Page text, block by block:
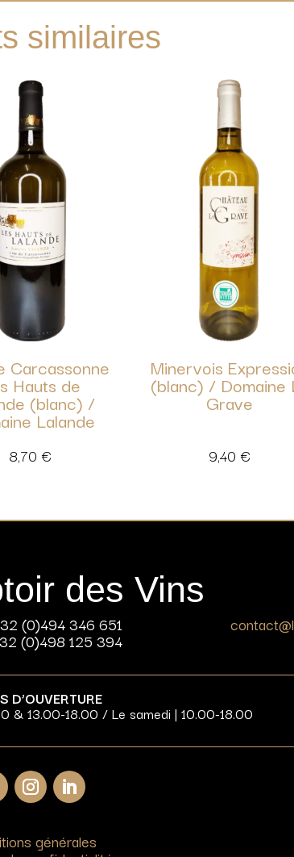
similaires
Carcassonne
Hauts de
(blanc) /
Lalande
8,70 €
Minervois
(blanc) / Domaine
Grave
9,40 €
des Vins
(0)494 346 651
(0)498 125 394
D’OUVERTURE
& 13.00-18.00 / Le samedi | 10.00-18.00
générales